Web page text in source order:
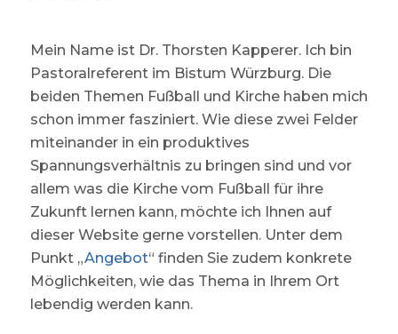
Mein Name ist Dr. Thorsten Kapperer. Ich bin
Pastoralreferent im Bistum Würzburg. Die
beiden Themen Fußball und Kirche haben mich
schon immer fasziniert. Wie diese zwei Felder
miteinander in ein produktives
Spannungsverhältnis zu bringen sind und vor
allem was die Kirche vom Fußball für ihre
Zukunft lernen kann, möchte ich Ihnen auf
dieser Website gerne vorstellen. Unter dem
Punkt „Angebot“ finden Sie zudem konkrete
Möglichkeiten, wie das Thema in Ihrem Ort
lebendig werden kann.